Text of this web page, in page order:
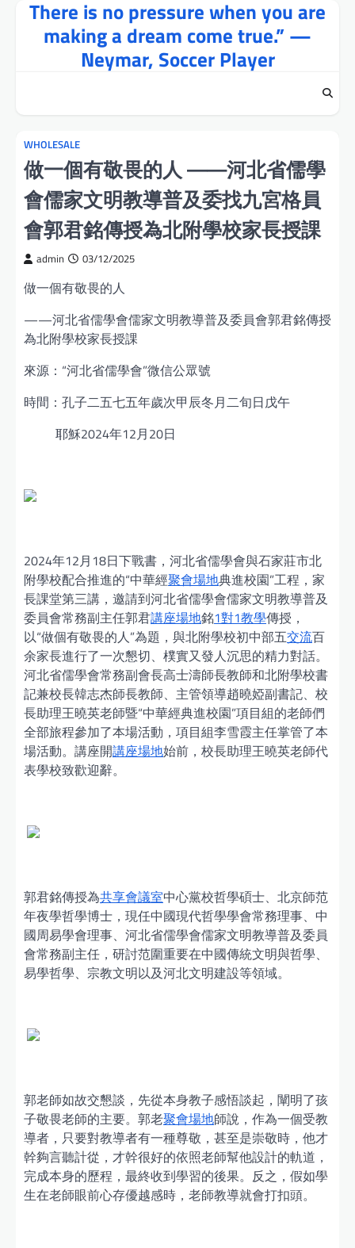
There is no pressure when you are
making a dream come true.” —
Neymar, Soccer Player
WHOLESALE
做一個有敬畏的人 ——河北省儒學
會儒家文明教導普及委找九宮格員
會郭君銘傳授為北附學校家長授課
admin 03/12/2025
做一個有敬畏的人
——河北省儒學會儒家文明教導普及委員會郭君銘傳授
為北附學校家長授課
來源：“河北省儒學會”微信公眾號
時間：孔子二五七五年歲次甲辰冬月二旬日戊午
耶穌2024年12月20日
2024年12月18日下戰書，河北省儒學會與石家莊市北
附學校配合推進的“中華經聚會場地典進校園”工程，家
長課堂第三講，邀請到河北省儒學會儒家文明教導普及
委員會常務副主任郭君講座場地銘1對1教學傳授，
以“做個有敬畏的人”為題，與北附學校初中部五交流百
余家長進行了一次懇切、樸實又發人沉思的精力對話。
河北省儒學會常務副會長高士濤師長教師和北附學校書
記兼校長韓志杰師長教師、主管領導趙曉婭副書記、校
長助理王曉英老師暨“中華經典進校園”項目組的老師們
全部旅程參加了本場活動，項目組李雪霞主任掌管了本
場活動。講座開講座場地始前，校長助理王曉英老師代
表學校致歡迎辭。
郭君銘傳授為共享會議室中心黨校哲學碩士、北京師范
年夜學哲學博士，現任中國現代哲學學會常務理事、中
國周易學會理事、河北省儒學會儒家文明教導普及委員
會常務副主任，研討范圍重要在中國傳統文明與哲學、
易學哲學、宗教文明以及河北文明建設等領域。
郭老師如故交懇談，先從本身教子感悟談起，闡明了孩
子敬畏老師的主要。郭老聚會場地師說，作為一個受教
導者，只要對教導者有一種尊敬，甚至是崇敬時，他才
幹夠言聽計從，才幹很好的依照老師幫他設計的軌道，
完成本身的歷程，最終收到學習的後果。反之，假如學
生在老師眼前心存優越感時，老師教導就會打扣頭。